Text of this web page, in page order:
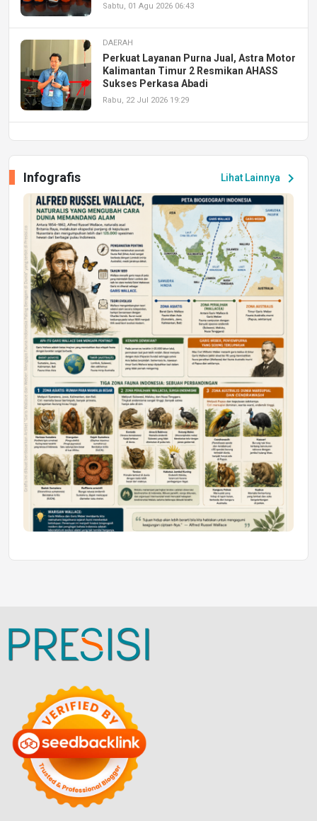
Sabtu, 01 Agu 2026 06:43
DAERAH
Perkuat Layanan Purna Jual, Astra Motor
Kalimantan Timur 2 Resmikan AHASS
Sukses Perkasa Abadi
Rabu, 22 Jul 2026 19:29
Peluang Kerja dan Magang
Jumat, 17 Jul 2026 22:30
DAERAH
Astra Motor Kalimantan Timur 2 Dukung
Mahasiswa Samarinda dalam Astra
Honda SDGs Future Leaders 2026
Jumat, 10 Jul 2026 19:01
Lihat Lainnya chevron_right
Infografis